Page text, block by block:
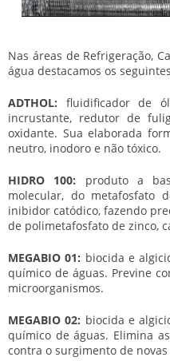
Nas áreas de Refrigeração,
água destacamos os
ADTHOL: fluidificador de
incrustante, redutor de
oxidante. Sua elaborada
neutro, inodoro e não tóxico.
HIDRO 100: produto a
molecular, do metafosfato
inibidor catódico, fazendo
de polimetafosfato de zinco,
MEGABIO 01: biocida e
químico de águas. Previne
microorganismos.
MEGABIO 02: biocida e
químico de águas. Elimina
contra o surgimento de